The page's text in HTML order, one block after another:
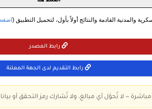
والمدنية القادمة والنتائج أولاً بأول، لتحميل التطبيق (
رابط المصدر
رابط التقديم لدى الجهة المعلنة
— لا تُحوّل أي مبالغ، ولا تُشارك رمز التحقق أو